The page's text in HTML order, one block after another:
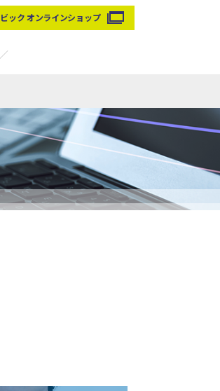
ック オンラインショップ